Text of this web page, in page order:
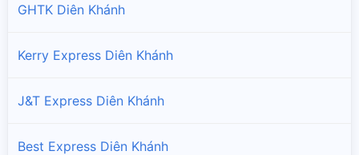
GHTK Diên Khánh
Kerry Express Diên Khánh
J&T Express Diên Khánh
Best Express Diên Khánh